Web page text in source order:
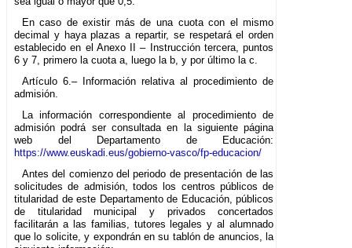
En caso de existir más de una cuota con el mismo
decimal y haya plazas a repartir, se respetará el orden
establecido en el Anexo II – Instrucción tercera, puntos
6 y 7, primero la cuota a, luego la b, y por último la c.
Artículo 6.– Información relativa al procedimiento de
admisión.
La información correspondiente al procedimiento de
admisión podrá ser consultada en la siguiente página
web del Departamento de Educación:
https://www.euskadi.eus/gobierno-vasco/fp-educacion/
Antes del comienzo del periodo de presentación de las
solicitudes de admisión, todos los centros públicos de
titularidad de este Departamento de Educación, públicos
de titularidad municipal y privados concertados
facilitarán a las familias, tutores legales y al alumnado
que lo solicite, y expondrán en su tablón de anuncios, la